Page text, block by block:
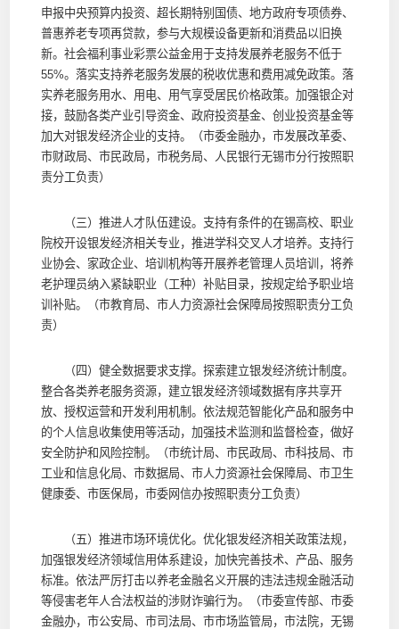
申报中央预算内投资、超长期特别国债、地方政府专项债券、
普惠养老专项再贷款，参与大规模设备更新和消费品以旧换
新。社会福利事业彩票公益金用于支持发展养老服务不低于
55%。落实支持养老服务发展的税收优惠和费用减免政策。落
实养老服务用水、用电、用气享受居民价格政策。加强银企对
接，鼓励各类产业引导资金、政府投资基金、创业投资基金等
加大对银发经济企业的支持。（市委金融办，市发展改革委、
市财政局、市民政局，市税务局、人民银行无锡市分行按照职
责分工负责）
（三）推进人才队伍建设。支持有条件的在锡高校、职业
院校开设银发经济相关专业，推进学科交叉人才培养。支持行
业协会、家政企业、培训机构等开展养老管理人员培训，将养
老护理员纳入紧缺职业（工种）补贴目录，按规定给予职业培
训补贴。（市教育局、市人力资源社会保障局按照职责分工负
责）
（四）健全数据要求支撑。探索建立银发经济统计制度。
整合各类养老服务资源，建立银发经济领域数据有序共享开
放、授权运营和开发利用机制。依法规范智能化产品和服务中
的个人信息收集使用等活动，加强技术监测和监督检查，做好
安全防护和风险控制。（市统计局、市民政局、市科技局、市
工业和信息化局、市数据局、市人力资源社会保障局、市卫生
健康委、市医保局，市委网信办按照职责分工负责）
（五）推进市场环境优化。优化银发经济相关政策法规，
加强银发经济领域信用体系建设，加快完善技术、产品、服务
标准。依法严厉打击以养老金融名义开展的违法违规金融活动
等侵害老年人合法权益的涉财诈骗行为。（市委宣传部、市委
金融办，市公安局、市司法局、市市场监管局，市法院，无锡